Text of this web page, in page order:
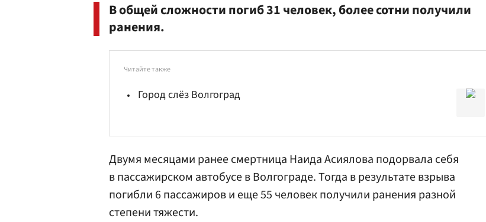
В общей сложности погиб 31 человек, более сотни получили
ранения.
Читайте также
Город слёз Волгоград
Двумя месяцами ранее смертница Наида Асиялова подорвала себя
в пассажирском автобусе в Волгограде. Тогда в результате взрыва
погибли 6 пассажиров и еще 55 человек получили ранения разной
степени тяжести.